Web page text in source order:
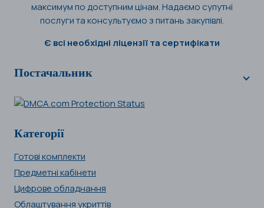
максимум по доступним цінам. Надаємо супутні
послуги та консультуємо з питань закупівлі.
Є всі необхідні ліцензії та сертифікати
Постачальник
Категорії
Готові комплекти
Предметні кабінети
Цифрове обладнання
Облаштування укриттів